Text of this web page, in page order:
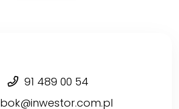
91 489 00 54
bok@inwestor.com.pl